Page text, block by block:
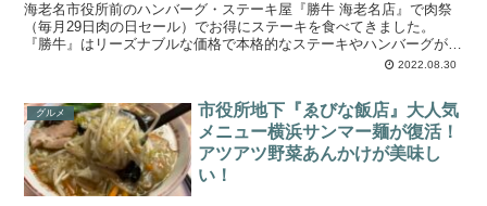
海老名市役所前のハンバーグ・ステーキ屋『勝牛 海老名店』で肉祭
（毎月29日肉の日セール）でお得にステーキを食べてきました。
『勝牛』はリーズナブルな価格で本格的なステーキやハンバーグが楽
2022.08.30
グルメ
市役所地下『ゑびな飯店』大人気
メニュー横浜サンマー麺が復活！
アツアツ野菜あんかけが美味し
い！